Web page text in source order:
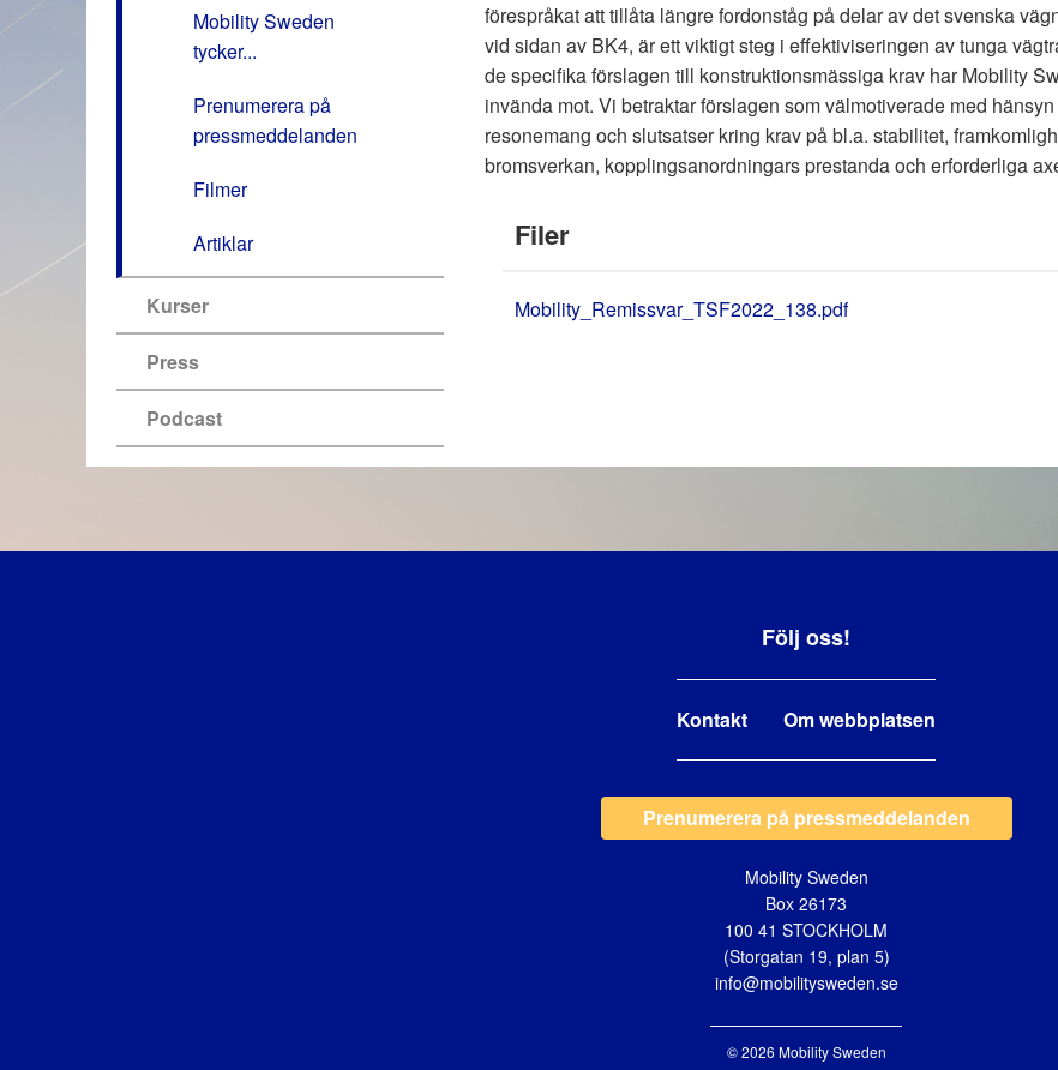
Mobility Sweden
tycker...
Prenumerera på
pressmeddelanden
Filmer
Artiklar
Kurser
Press
Podcast
förespråkat att tillåta längre fordonståg på delar av det svenska
vid sidan av BK4, är ett viktigt steg i effektiviseringen av tunga
de specifika förslagen till konstruktionsmässiga krav har Mobility
invända mot. Vi betraktar förslagen som välmotiverade med
resonemang och slutsatser kring krav på bl.a. stabilitet,
bromsverkan, kopplingsanordningars prestanda och erforderliga
Filer
Mobility_Remissvar_TSF2022_138.pdf
Följ oss!
Kontakt Om webbplatsen
Prenumerera på pressmeddelanden
Mobility Sweden
Box 26173
100 41 STOCKHOLM
(Storgatan 19, plan 5)
info@mobilitysweden.se
© 2026 Mobility Sweden